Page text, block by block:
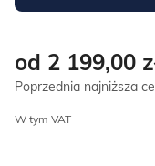
od 2 199,00
Poprzednia najniższa
W tym VAT